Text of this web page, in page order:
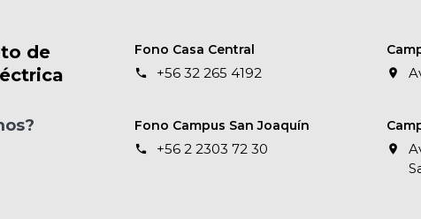
de
Fono Casa Central
+56 32 265 4192
Fono Campus San Joaquín
+56 2 2303 72 30